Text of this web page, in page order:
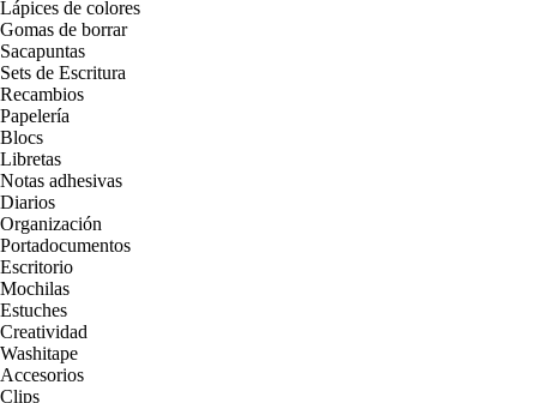
Lápices de colores
Gomas de borrar
Sacapuntas
Sets de Escritura
Recambios
Papelería
Blocs
Libretas
Notas adhesivas
Diarios
Organización
Portadocumentos
Escritorio
Mochilas
Estuches
Creatividad
Washitape
Accesorios
Clips